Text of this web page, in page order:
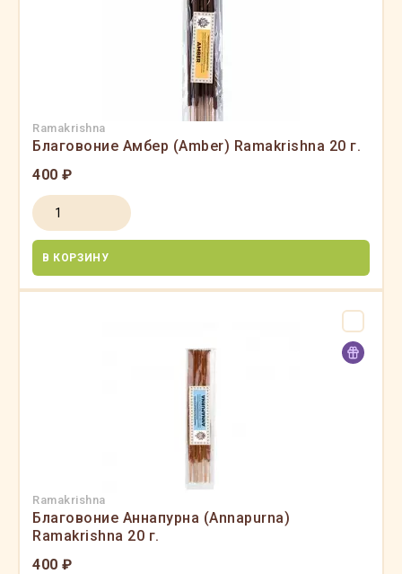
Ramakrishna
Благовоние Амбер (Amber) Ramakrishna 20 г.
400 ₽
В КОРЗИНУ
Ramakrishna
Благовоние Аннапурна (Annapurna)
Ramakrishna 20 г.
400 ₽